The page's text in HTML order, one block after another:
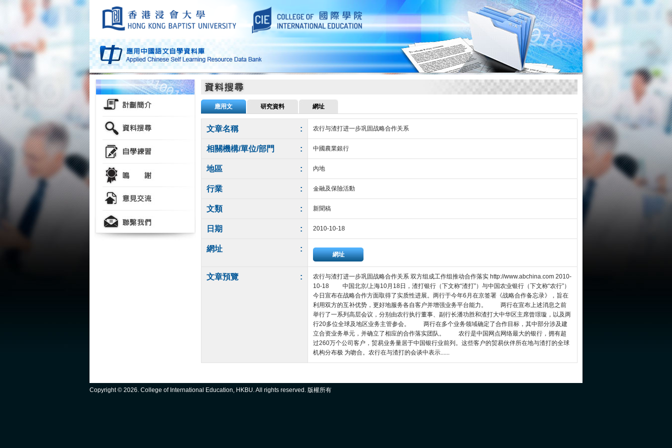
應用文 研究資料 網址
文章名稱 : 农行与渣打进一步巩固战略合作关系
相關機構/單位/部門 : 中國農業銀行
地區 : 內地
行業 : 金融及保險活動
文類 : 新聞稿
日期 : 2010-10-18
網址 :
網址
文章預覽 :
农行与渣打进一步巩固战略合作关系 双方组成工作组推动合作落实 http://www.abchina.com 2010-
10-18 中国北京/上海10月18日，渣打银行（下文称“渣打”）与中国农业银行（下文称“农行”）
今日宣布在战略合作方面取得了实质性进展。两行于今年6月在京签署《战略合作备忘录》，旨在
利用双方的互补优势，更好地服务各自客户并增强业务平台能力。 两行在宣布上述消息之前
举行了一系列高层会议，分别由农行执行董事、副行长潘功胜和渣打大中华区主席曾璟璇，以及两
行20多位全球及地区业务主管参会。 两行在多个业务领域确定了合作目标，其中部分涉及建
立合资业务单元，并确立了相应的合作落实团队。 农行是中国网点网络最大的银行，拥有超
过260万个公司客户，贸易业务量居于中国银行业前列。这些客户的贸易伙伴所在地与渣打的全球
机构分布极 为吻合。农行在与渣打的会谈中表示......
Copyright © 2026. College of International Education, HKBU. All rights reserved. 版權所有